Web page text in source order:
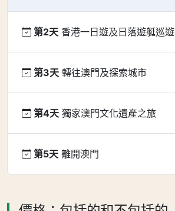
第2天 香港一日遊及日落遊艇巡遊
第3天 轉往澳門及探索城市
第4天 獨家澳門文化遺產之旅
第5天 離開澳門